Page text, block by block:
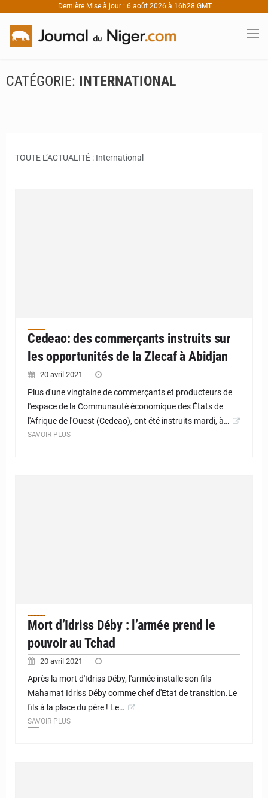
Dernière Mise à jour : 6 août 2026 à 16h28 GMT
CATÉGORIE: INTERNATIONAL
TOUTE L’ACTUALITÉ : International
Cedeao: des commerçants instruits sur
les opportunités de la Zlecaf à Abidjan
20 avril 2021
Plus d'une vingtaine de commerçants et producteurs de
l'espace de la Communauté économique des États de
l'Afrique de l'Ouest (Cedeao), ont été instruits mardi, à…
SAVOIR PLUS
Mort d’Idriss Déby : l’armée prend le
pouvoir au Tchad
20 avril 2021
Après la mort d'Idriss Déby, l'armée installe son fils
Mahamat Idriss Déby comme chef d'Etat de transition.Le
fils à la place du père ! Le…
SAVOIR PLUS